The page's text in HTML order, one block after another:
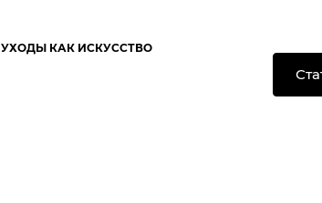
УХОДЫ КАК ИСКУССТВО